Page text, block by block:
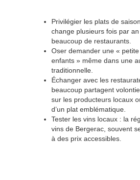
Privilégier les plats de
change plusieurs fois par
beaucoup de restaurants.
Oser demander une «
enfants » même dans une
traditionnelle.
Échanger avec les
beaucoup partagent
sur les producteurs locaux
d’un plat emblématique.
Tester les vins locaux : la
vins de Bergerac, souvent
à des prix accessibles.